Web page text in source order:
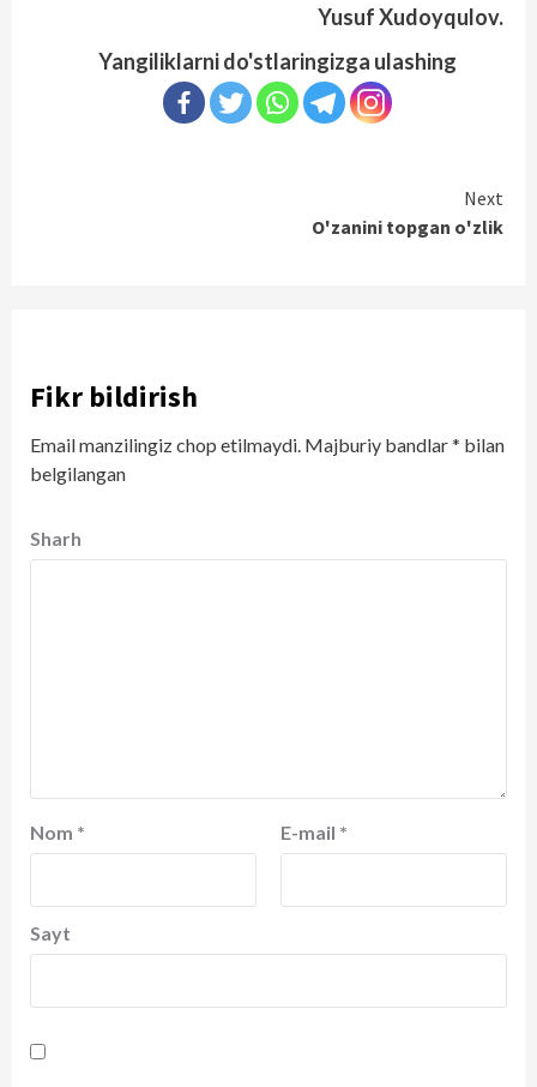
Yusuf Xudoyqulov.
Yangiliklarni do'stlaringizga ulashing
Next
O'zanini topgan o'zlik
Fikr bildirish
Email manzilingiz chop etilmaydi. Majburiy bandlar* bilan
belgilangan
Sharh
Nom * E-mail *
Sayt